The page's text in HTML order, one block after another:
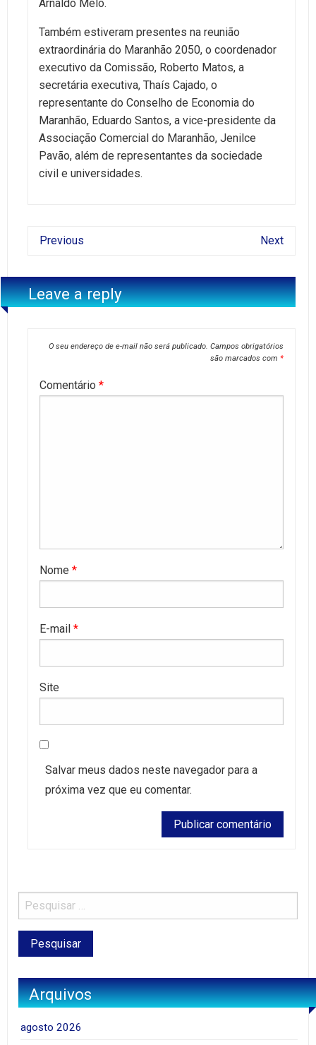
Arnaldo Melo.
Também estiveram presentes na reunião
extraordinária do Maranhão 2050, o coordenador
executivo da Comissão, Roberto Matos, a
secretária executiva, Thaís Cajado, o
representante do Conselho de Economia do
Maranhão, Eduardo Santos, a vice-presidente da
Associação Comercial do Maranhão, Jenilce
Pavão, além de representantes da sociedade
civil e universidades.
Previous Next
Leave a reply
O seu endereço de e-mail não será publicado. Campos obrigatórios
são marcados com *
Comentário *
Nome *
E-mail *
Site
Salvar meus dados neste navegador para a
próxima vez que eu comentar.
Arquivos
agosto 2026